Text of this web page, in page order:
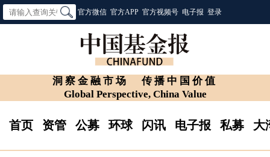
官方微信 官方APP 官方视频号 电子报 登录
洞察金融市场
传播中国价值
Global Perspective, China Value
首页 资管 公募 环球 闪讯 电子报 私募 大